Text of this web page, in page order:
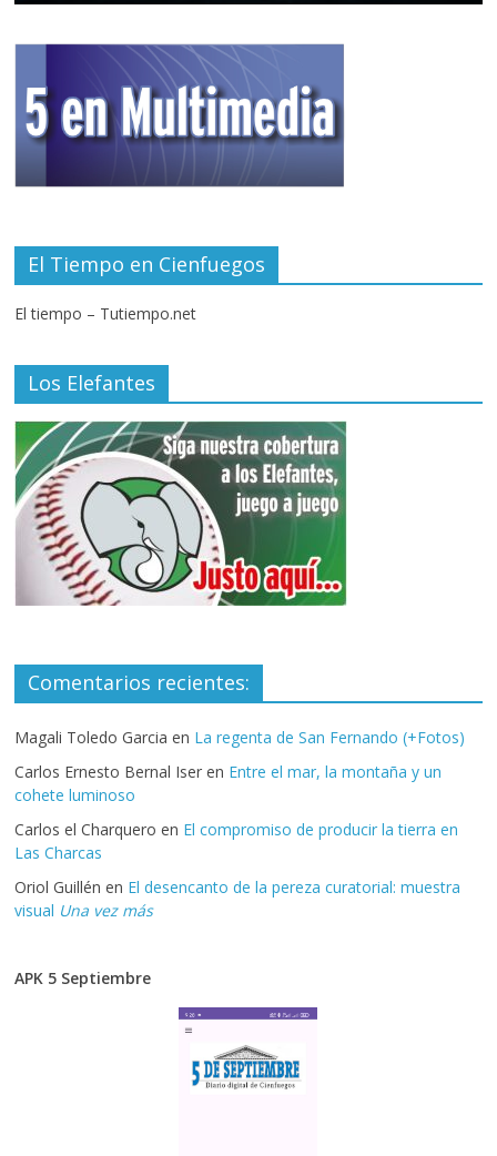
El Tiempo en Cienfuegos
El tiempo – Tutiempo.net
Los Elefantes
Comentarios recientes:
Magali Toledo Garcia en La regenta de San Fernando (+Fotos)
Carlos Ernesto Bernal Iser en Entre el mar, la montaña y un
cohete luminoso
Carlos el Charquero en El compromiso de producir la tierra en
Las Charcas
Oriol Guillén en El desencanto de la pereza curatorial: muestra
visual Una vez más
APK 5 Septiembre